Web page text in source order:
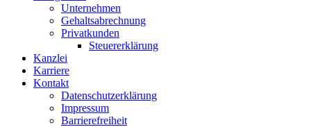
Unternehmen
Gehaltsabrechnung
Privatkunden
Steuererklärung
Kanzlei
Karriere
Kontakt
Datenschutzerklärung
Impressum
Barrierefreiheit